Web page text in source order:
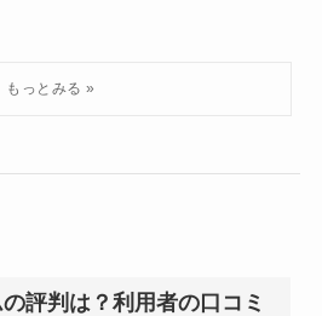
評判は？利用者の口コミ